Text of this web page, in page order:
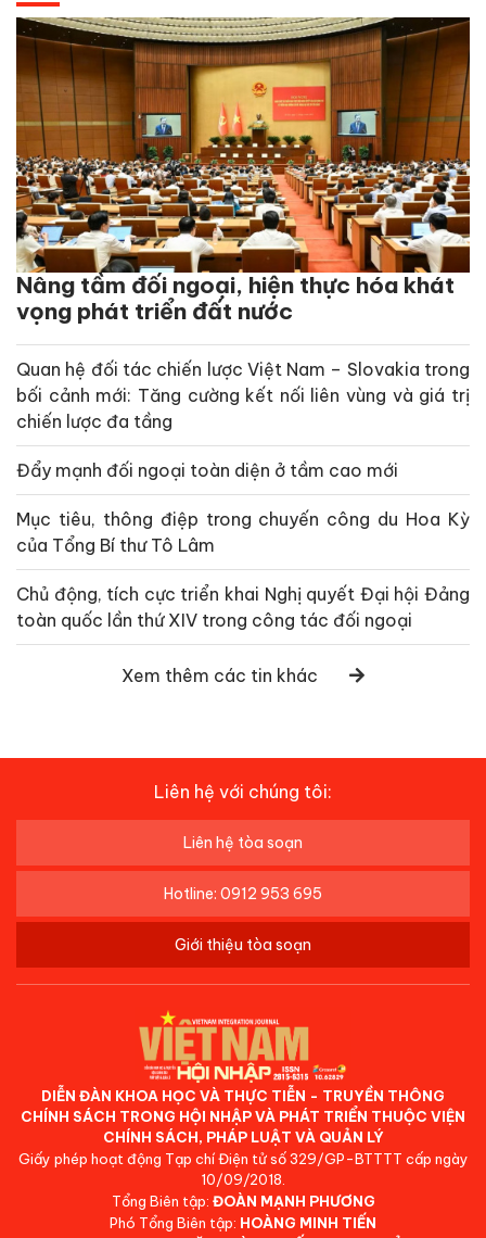
Nâng tầm đối ngoại, hiện thực hóa khát
vọng phát triển đất nước
Quan hệ đối tác chiến lược Việt Nam – Slovakia trong
bối cảnh mới: Tăng cường kết nối liên vùng và giá trị
chiến lược đa tầng
Đẩy mạnh đối ngoại toàn diện ở tầm cao mới
Mục tiêu, thông điệp trong chuyến công du Hoa Kỳ
của Tổng Bí thư Tô Lâm
Chủ động, tích cực triển khai Nghị quyết Đại hội Đảng
toàn quốc lần thứ XIV trong công tác đối ngoại
Xem thêm các tin khác
Liên hệ với chúng tôi:
Liên hệ tòa soạn
Hotline: 0912 953 695
Giới thiệu tòa soạn
DIỄN ĐÀN KHOA HỌC VÀ THỰC TIỄN - TRUYỀN THÔNG
CHÍNH SÁCH TRONG HỘI NHẬP VÀ PHÁT TRIỂN THUỘC VIỆN
CHÍNH SÁCH, PHÁP LUẬT VÀ QUẢN LÝ
Giấy phép hoạt động Tạp chí Điện tử số 329/GP-BTTTT cấp ngày
10/09/2018.
Tổng Biên tập: ĐOÀN MẠNH PHƯƠNG
Phó Tổng Biên tập: HOÀNG MINH TIẾN